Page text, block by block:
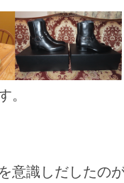
。
意識しだしたの